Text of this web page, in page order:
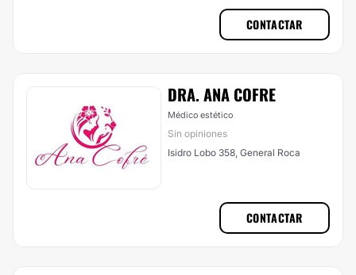
CONTACTAR
DRA. ANA COFRE
Médico estético
Sin opiniones
Isidro Lobo 358, General Roca
CONTACTAR